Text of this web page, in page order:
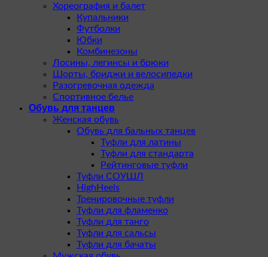
Хореография и балет
Купальники
Футболки
Юбки
Комбинезоны
Лосины, легинсы и брюки
Шорты, бриджи и велосипедки
Разогревочная одежда
Спортивное белье
Обувь для танцев
Женская обувь
Обувь для бальных танцев
Туфли для латины
Туфли для стандарта
Рейтинговые туфли
Туфли СОУШЛ
HighHeels
Тренировочные туфли
Туфли для фламенко
Туфли для танго
Туфли для сальсы
Туфли для бачаты